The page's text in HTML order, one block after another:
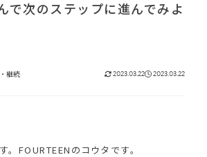
で次のステップに進んでみよ
継続 2023.03.22 2023.03.22
。FOURTEENのコウタです。